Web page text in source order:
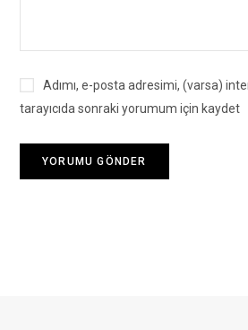
Adımı, e-posta adresimi, (varsa)
tarayıcıda sonraki yorumum için kaydet